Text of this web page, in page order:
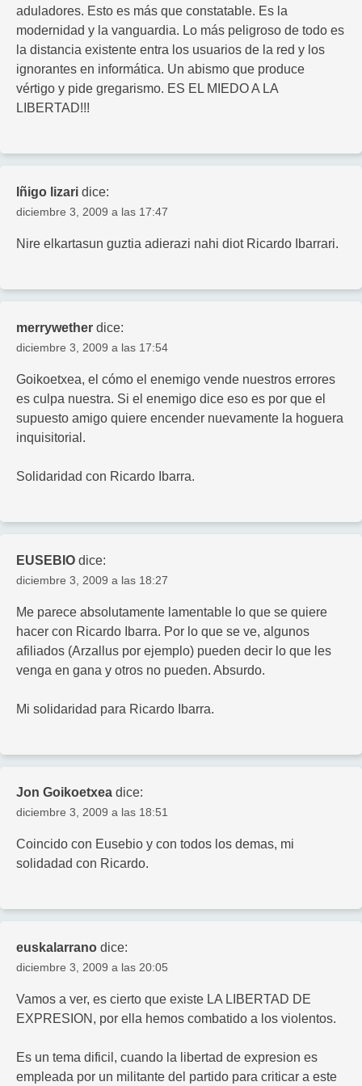
aduladores. Esto es más que constatable. Es la
modernidad y la vanguardia. Lo más peligroso de todo es
la distancia existente entra los usuarios de la red y los
ignorantes en informática. Un abismo que produce
vértigo y pide gregarismo. ES EL MIEDO A LA
LIBERTAD!!!
Iñigo lizari dice:
diciembre 3, 2009 a las 17:47
Nire elkartasun guztia adierazi nahi diot Ricardo Ibarrari.
merrywether dice:
diciembre 3, 2009 a las 17:54
Goikoetxea, el cómo el enemigo vende nuestros errores
es culpa nuestra. Si el enemigo dice eso es por que el
supuesto amigo quiere encender nuevamente la hoguera
inquisitorial.
Solidaridad con Ricardo Ibarra.
EUSEBIO dice:
diciembre 3, 2009 a las 18:27
Me parece absolutamente lamentable lo que se quiere
hacer con Ricardo Ibarra. Por lo que se ve, algunos
afiliados (Arzallus por ejemplo) pueden decir lo que les
venga en gana y otros no pueden. Absurdo.
Mi solidaridad para Ricardo Ibarra.
Jon Goikoetxea dice:
diciembre 3, 2009 a las 18:51
Coincido con Eusebio y con todos los demas, mi
solidadad con Ricardo.
euskalarrano dice:
diciembre 3, 2009 a las 20:05
Vamos a ver, es cierto que existe LA LIBERTAD DE
EXPRESION, por ella hemos combatido a los violentos.
Es un tema dificil, cuando la libertad de expresion es
empleada por un militante del partido para criticar a este